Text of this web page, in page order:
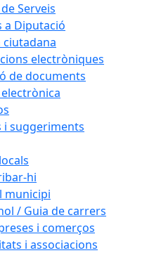
Serveis
a Diputació
ciutadana
electròniques
de documents
i suggeriments
hi
municipi
/ Guia de carrers
i comerços
i associacions